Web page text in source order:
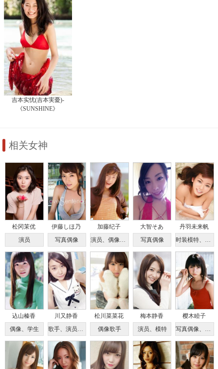
吉本实忧(吉本実憂)-
《SUNSHINE》
相关女神
松冈茉优
演员
伊藤しほ乃
写真偶像
加藤纪子
演员、偶像、歌手
大智そあ
写真偶像
丹羽未来帆
时装模特、偶像
込山榛香
偶像、学生
川又静香
歌手、演员、模特
松川菜菜花
偶像歌手
梅本静香
演员、模特
樱木睦子
写真偶像、演员